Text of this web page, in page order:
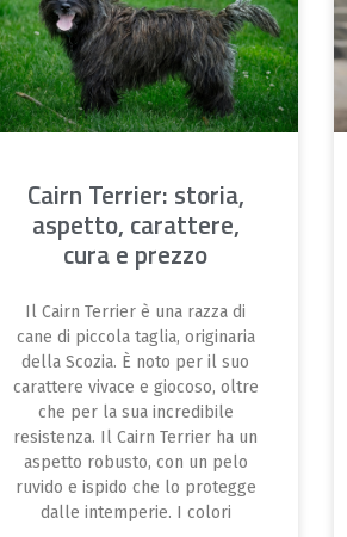
Cairn Terrier: storia,
aspetto, carattere,
cura e prezzo
Il Cairn Terrier è una razza di
cane di piccola taglia, originaria
della Scozia. È noto per il suo
carattere vivace e giocoso, oltre
che per la sua incredibile
resistenza. Il Cairn Terrier ha un
aspetto robusto, con un pelo
ruvido e ispido che lo protegge
dalle intemperie. I colori